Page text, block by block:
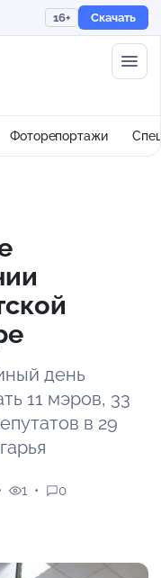
16+ Скачать
Фоторепортажи
день
11 мэров, 33
в 29
1 0